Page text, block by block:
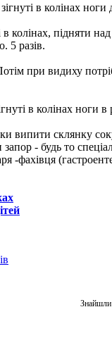
в колінах
колінах, підняти
5 разів.
при видиху
в колінах ноги
випити склянку
- будь то
-фахівця
Знайшли